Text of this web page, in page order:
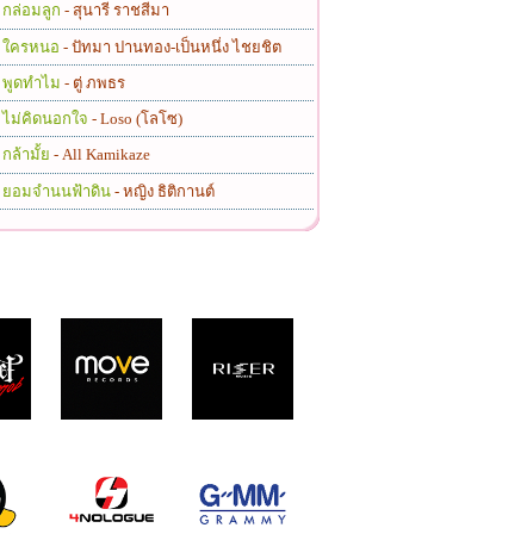
กล่อมลูก - สุนารี ราชสีมา
ใครหนอ - ปัทมา ปานทอง-เป็นหนึ่ง ไชยชิต
พูดทำไม - ตู่ ภพธร
ไม่คิดนอกใจ - Loso (โลโซ)
กล้ามั้ย - All Kamikaze
ยอมจำนนฟ้าดิน - หญิง ธิติกานต์